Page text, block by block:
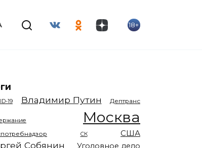
18+
19 Владимир Путин Дептранс
Москва
СК США
Собянин Уголовное дело